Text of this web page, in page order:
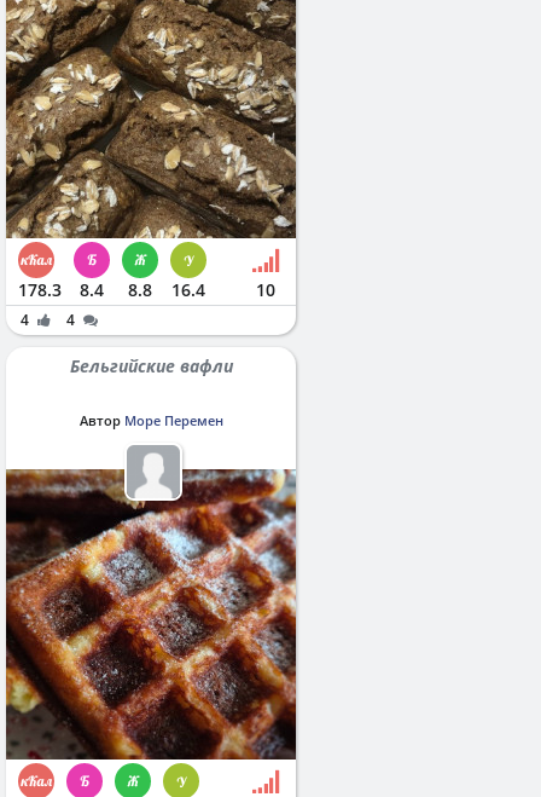
178.3 8.4 8.8 16.4 10
4 4
Бельгийские вафли
Автор Море Перемен